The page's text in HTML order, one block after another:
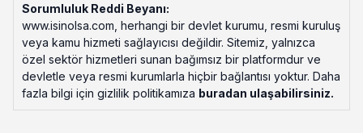
Sorumluluk Reddi Beyanı:
www.isinolsa.com, herhangi bir devlet kurumu, resmi kuruluş
veya kamu hizmeti sağlayıcısı değildir. Sitemiz, yalnızca
özel sektör hizmetleri sunan bağımsız bir platformdur ve
devletle veya resmi kurumlarla hiçbir bağlantısı yoktur. Daha
fazla bilgi için gizlilik politikamıza buradan ulaşabilirsiniz.